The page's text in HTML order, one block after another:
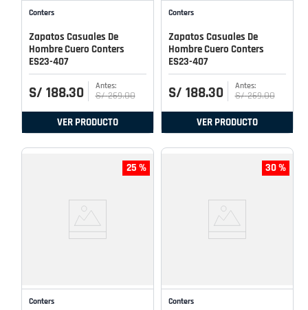
Conters
Zapatos Casuales De
Hombre Cuero Conters
ES23-407
S/ 188.30 S/ 269.00
VER PRODUCTO
Conters
Zapatos Casuales De
Hombre Cuero Conters
ES23-407
S/ 188.30 S/ 269.00
VER PRODUCTO
25 %
Conters
30 %
Conters